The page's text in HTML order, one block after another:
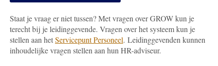
Staat je vraag er niet tussen? Met vragen over GROW kun je
terecht bij je leidinggevende. Vragen over het systeem kun je
stellen aan hetServicepunt Personeel. Leidinggevenden kunnen
inhoudelijke vragen stellen aan hun HR-adviseur.